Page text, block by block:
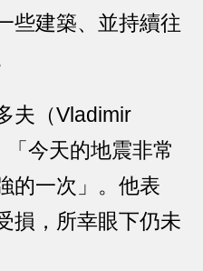
些建築、並持續往
夫（Vladimir
今天的地震非常
的一次」。他表
損，所幸眼下仍未